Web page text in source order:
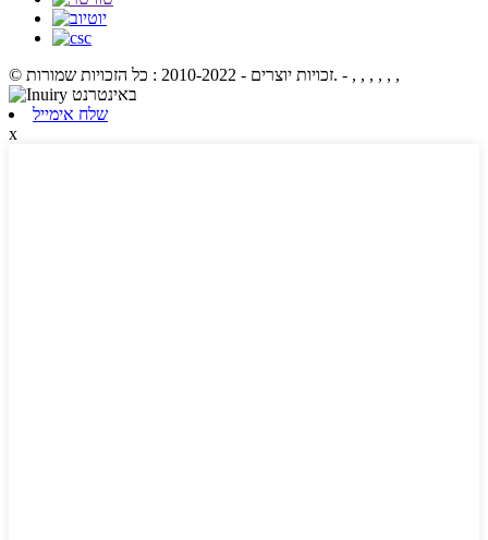
© זכויות יוצרים - 2010-2022 : כל הזכויות שמורות. - , , , , , ,
שלח אימייל
x